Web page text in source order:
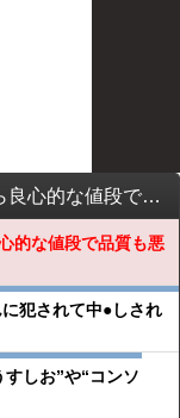
「リチウム」は今どきのザックにしたら良心的な値段で品質も悪くない
的な値段で品質も悪
犯されて中●︎しされ
しお”や“コンソ